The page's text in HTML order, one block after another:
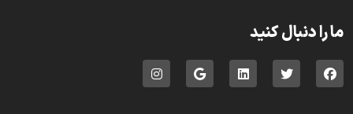
ما را دنبال کنید